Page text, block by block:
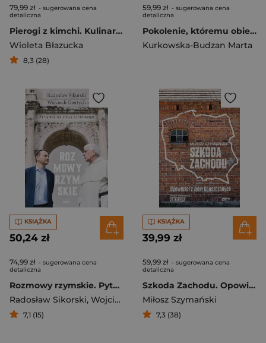
79,99 zł - sugerowana cena
detaliczna
Pierogi z kimchi. Kulinarna podróż po Korei
Wioleta Błazucka
8,3 (28)
59,99 zł - sugerowana cena
detaliczna
Pokolenie, któremu obiecano przyszłość. Historia (nie tylko) wałbrzyska
Kurkowska-Budzan Marta
KSIĄŻKA
50,24 zł
74,99 zł - sugerowana cena
detaliczna
Rozmowy rzymskie. Pytania na czas niepokoju
Radosław Sikorski, Wojciech Giertych
7,1 (15)
KSIĄŻKA
39,99 zł
59,99 zł - sugerowana cena
detaliczna
Szkoda Zachodu. Opowieści z Ziem Opuszczonych
Miłosz Szymański
7,3 (38)